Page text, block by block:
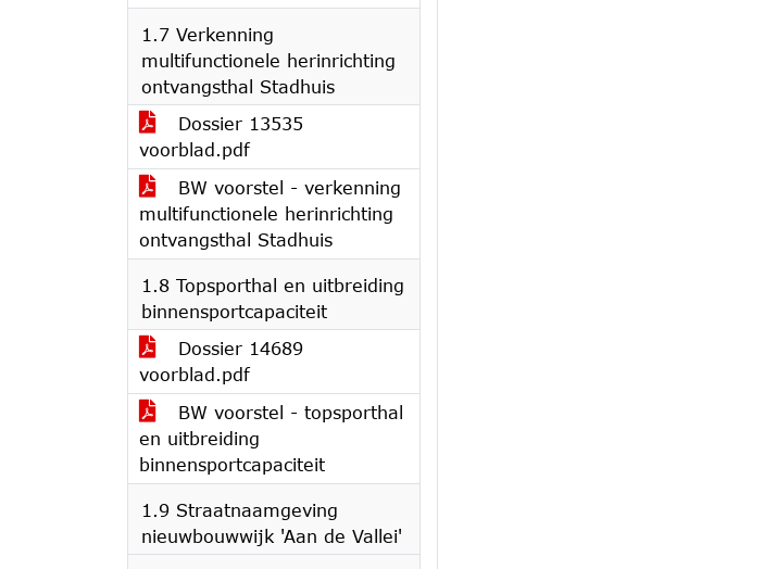
1.7 Verkenning
multifunctionele herinrichting
ontvangsthal Stadhuis
Dossier 13535
voorblad.pdf
BW voorstel - verkenning
multifunctionele herinrichting
ontvangsthal Stadhuis
1.8 Topsporthal en uitbreiding
binnensportcapaciteit
Dossier 14689
voorblad.pdf
BW voorstel - topsporthal
en uitbreiding
binnensportcapaciteit
1.9 Straatnaamgeving
nieuwbouwwijk 'Aan de Vallei'